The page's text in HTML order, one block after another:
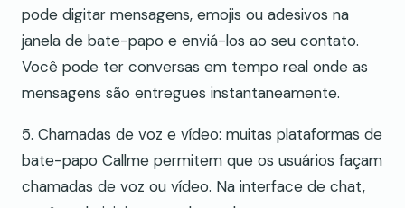
pode digitar mensagens, emojis ou adesivos na
janela de bate-papo e enviá-los ao seu contato.
Você pode ter conversas em tempo real onde as
mensagens são entregues instantaneamente.
5. Chamadas de voz e vídeo: muitas plataformas de
bate-papo Callme permitem que os usuários façam
chamadas de voz ou vídeo. Na interface de chat,